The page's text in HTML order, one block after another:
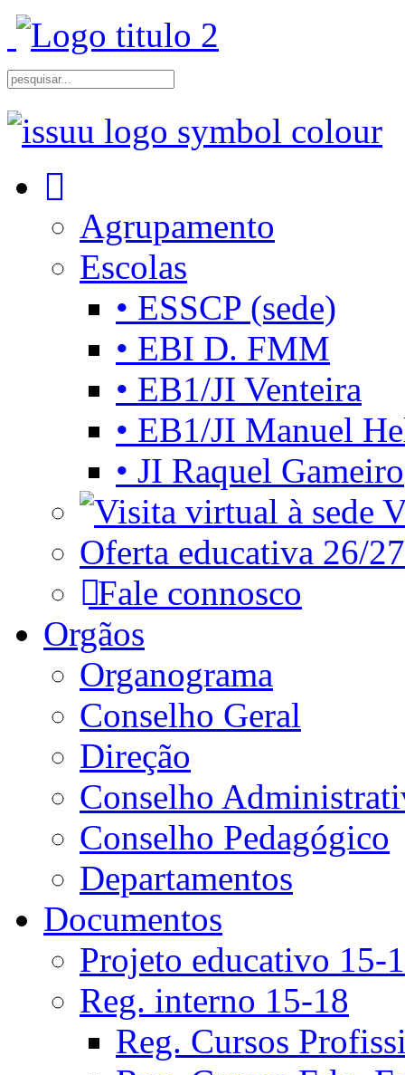
Agrupamento
Escolas
• ESSCP (sede)
• EBI D. FMM
• EB1/JI Venteira
• EB1/JI Manuel
• JI Raquel Gameiro
Oferta educativa 26/27
Fale connosco
Orgãos
Organograma
Conselho Geral
Direção
Conselho
Conselho Pedagógico
Departamentos
Documentos
Projeto educativo 15-
Reg. interno 15-18
Reg. Cursos